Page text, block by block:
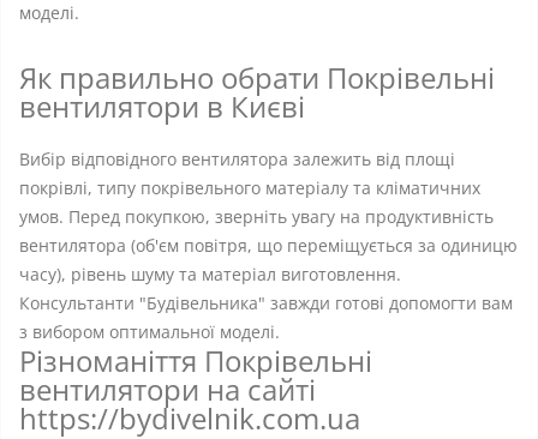
моделі.
Як правильно обрати Покрівельні
вентилятори в Києві
Вибір відповідного вентилятора залежить від площі
покрівлі, типу покрівельного матеріалу та кліматичних
умов. Перед покупкою, зверніть увагу на продуктивність
вентилятора (об'єм повітря, що переміщується за одиницю
часу), рівень шуму та матеріал виготовлення.
Консультанти "Будівельника" завжди готові допомогти вам
з вибором оптимальної моделі.
Різноманіття Покрівельні
вентилятори на сайті
https://bydivelnik.com.ua